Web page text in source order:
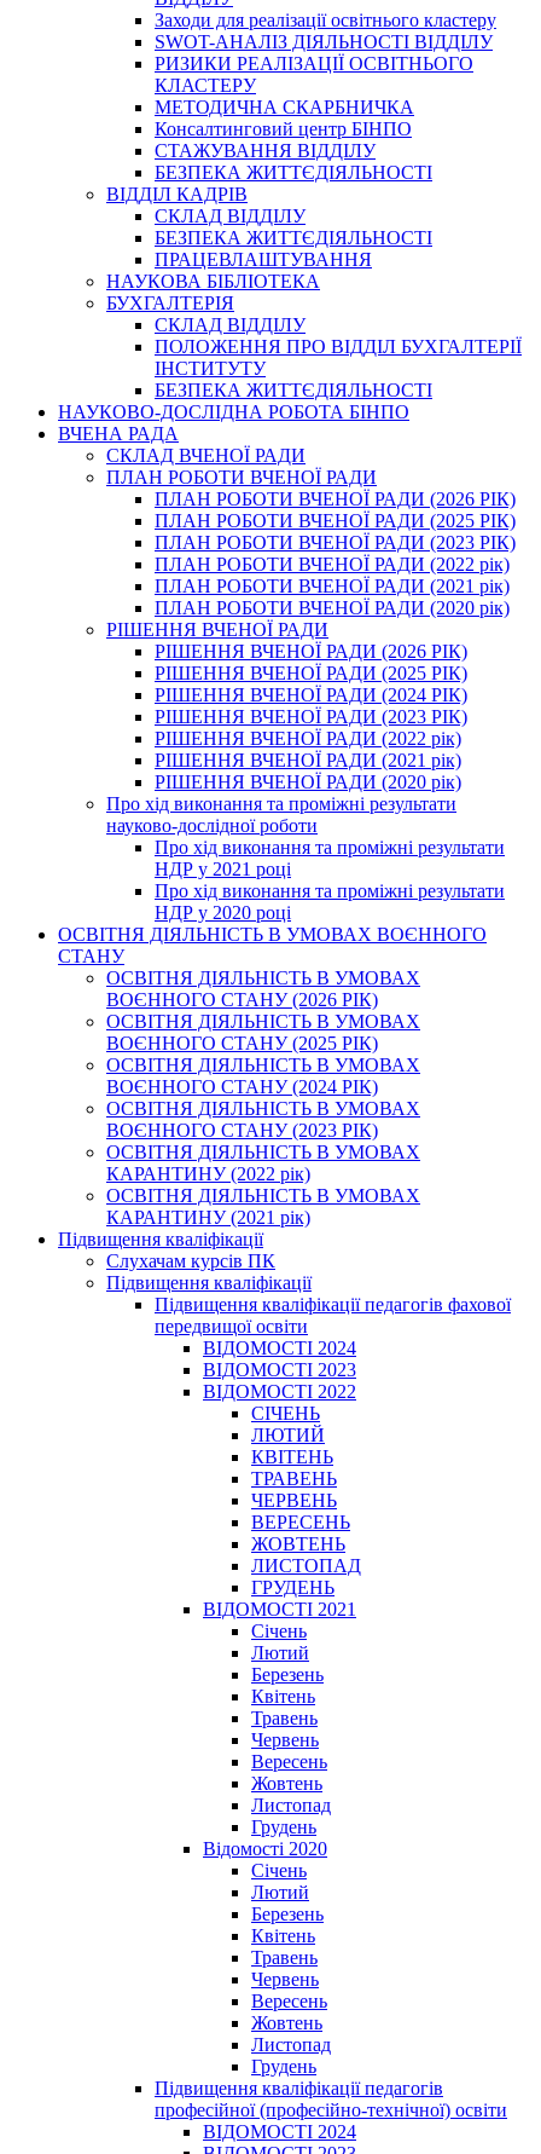
Заходи для реалізації освітнього кластеру
SWOT-АНАЛІЗ ДІЯЛЬНОСТІ ВІДДІЛУ
РИЗИКИ РЕАЛІЗАЦІЇ ОСВІТНЬОГО
КЛАСТЕРУ
МЕТОДИЧНА СКАРБНИЧКА
Консалтинговий центр БІНПО
СТАЖУВАННЯ ВІДДІЛУ
БЕЗПЕКА ЖИТТЄДІЯЛЬНОСТІ
ВІДДІЛ КАДРІВ
СКЛАД ВІДДІЛУ
БЕЗПЕКА ЖИТТЄДІЯЛЬНОСТІ
ПРАЦЕВЛАШТУВАННЯ
НАУКОВА БІБЛІОТЕКА
БУХГАЛТЕРІЯ
СКЛАД ВІДДІЛУ
ПОЛОЖЕННЯ ПРО ВІДДІЛ БУХГАЛТЕРІЇ
ІНСТИТУТУ
БЕЗПЕКА ЖИТТЄДІЯЛЬНОСТІ
НАУКОВО-ДОСЛІДНА РОБОТА БІНПО
ВЧЕНА РАДА
СКЛАД ВЧЕНОЇ РАДИ
ПЛАН РОБОТИ ВЧЕНОЇ РАДИ
ПЛАН РОБОТИ ВЧЕНОЇ РАДИ (2026 РІК)
ПЛАН РОБОТИ ВЧЕНОЇ РАДИ (2025 РІК)
ПЛАН РОБОТИ ВЧЕНОЇ РАДИ (2023 РІК)
ПЛАН РОБОТИ ВЧЕНОЇ РАДИ (2022 рік)
ПЛАН РОБОТИ ВЧЕНОЇ РАДИ (2021 рік)
ПЛАН РОБОТИ ВЧЕНОЇ РАДИ (2020 рік)
РІШЕННЯ ВЧЕНОЇ РАДИ
РІШЕННЯ ВЧЕНОЇ РАДИ (2026 РІК)
РІШЕННЯ ВЧЕНОЇ РАДИ (2025 РІК)
РІШЕННЯ ВЧЕНОЇ РАДИ (2024 РІК)
РІШЕННЯ ВЧЕНОЇ РАДИ (2023 РІК)
РІШЕННЯ ВЧЕНОЇ РАДИ (2022 рік)
РІШЕННЯ ВЧЕНОЇ РАДИ (2021 рік)
РІШЕННЯ ВЧЕНОЇ РАДИ (2020 рік)
Про хід виконання та проміжні результати
науково-дослідної роботи
Про хід виконання та проміжні результати
НДР у 2021 році
Про хід виконання та проміжні результати
НДР у 2020 році
ОСВІТНЯ ДІЯЛЬНІСТЬ В УМОВАХ ВОЄННОГО
СТАНУ
ОСВІТНЯ ДІЯЛЬНІСТЬ В УМОВАХ
ВОЄННОГО СТАНУ (2026 РІК)
ОСВІТНЯ ДІЯЛЬНІСТЬ В УМОВАХ
ВОЄННОГО СТАНУ (2025 РІК)
ОСВІТНЯ ДІЯЛЬНІСТЬ В УМОВАХ
ВОЄННОГО СТАНУ (2024 РІК)
ОСВІТНЯ ДІЯЛЬНІСТЬ В УМОВАХ
ВОЄННОГО СТАНУ (2023 РІК)
ОСВІТНЯ ДІЯЛЬНІСТЬ В УМОВАХ
КАРАНТИНУ (2022 рік)
ОСВІТНЯ ДІЯЛЬНІСТЬ В УМОВАХ
КАРАНТИНУ (2021 рік)
Підвищення кваліфікації
Слухачам курсів ПК
Підвищення кваліфікації
Підвищення кваліфікації педагогів фахової
передвищої освіти
ВІДОМОСТІ 2024
ВІДОМОСТІ 2023
ВІДОМОСТІ 2022
СІЧЕНЬ
ЛЮТИЙ
КВІТЕНЬ
ТРАВЕНЬ
ЧЕРВЕНЬ
ВЕРЕСЕНЬ
ЖОВТЕНЬ
ЛИСТОПАД
ГРУДЕНЬ
ВІДОМОСТІ 2021
Січень
Лютий
Березень
Квітень
Травень
Червень
Вересень
Жовтень
Листопад
Грудень
Відомості 2020
Січень
Лютий
Березень
Квітень
Травень
Червень
Вересень
Жовтень
Листопад
Грудень
Підвищення кваліфікації педагогів
професійної (професійно-технічної) освіти
ВІДОМОСТІ 2024